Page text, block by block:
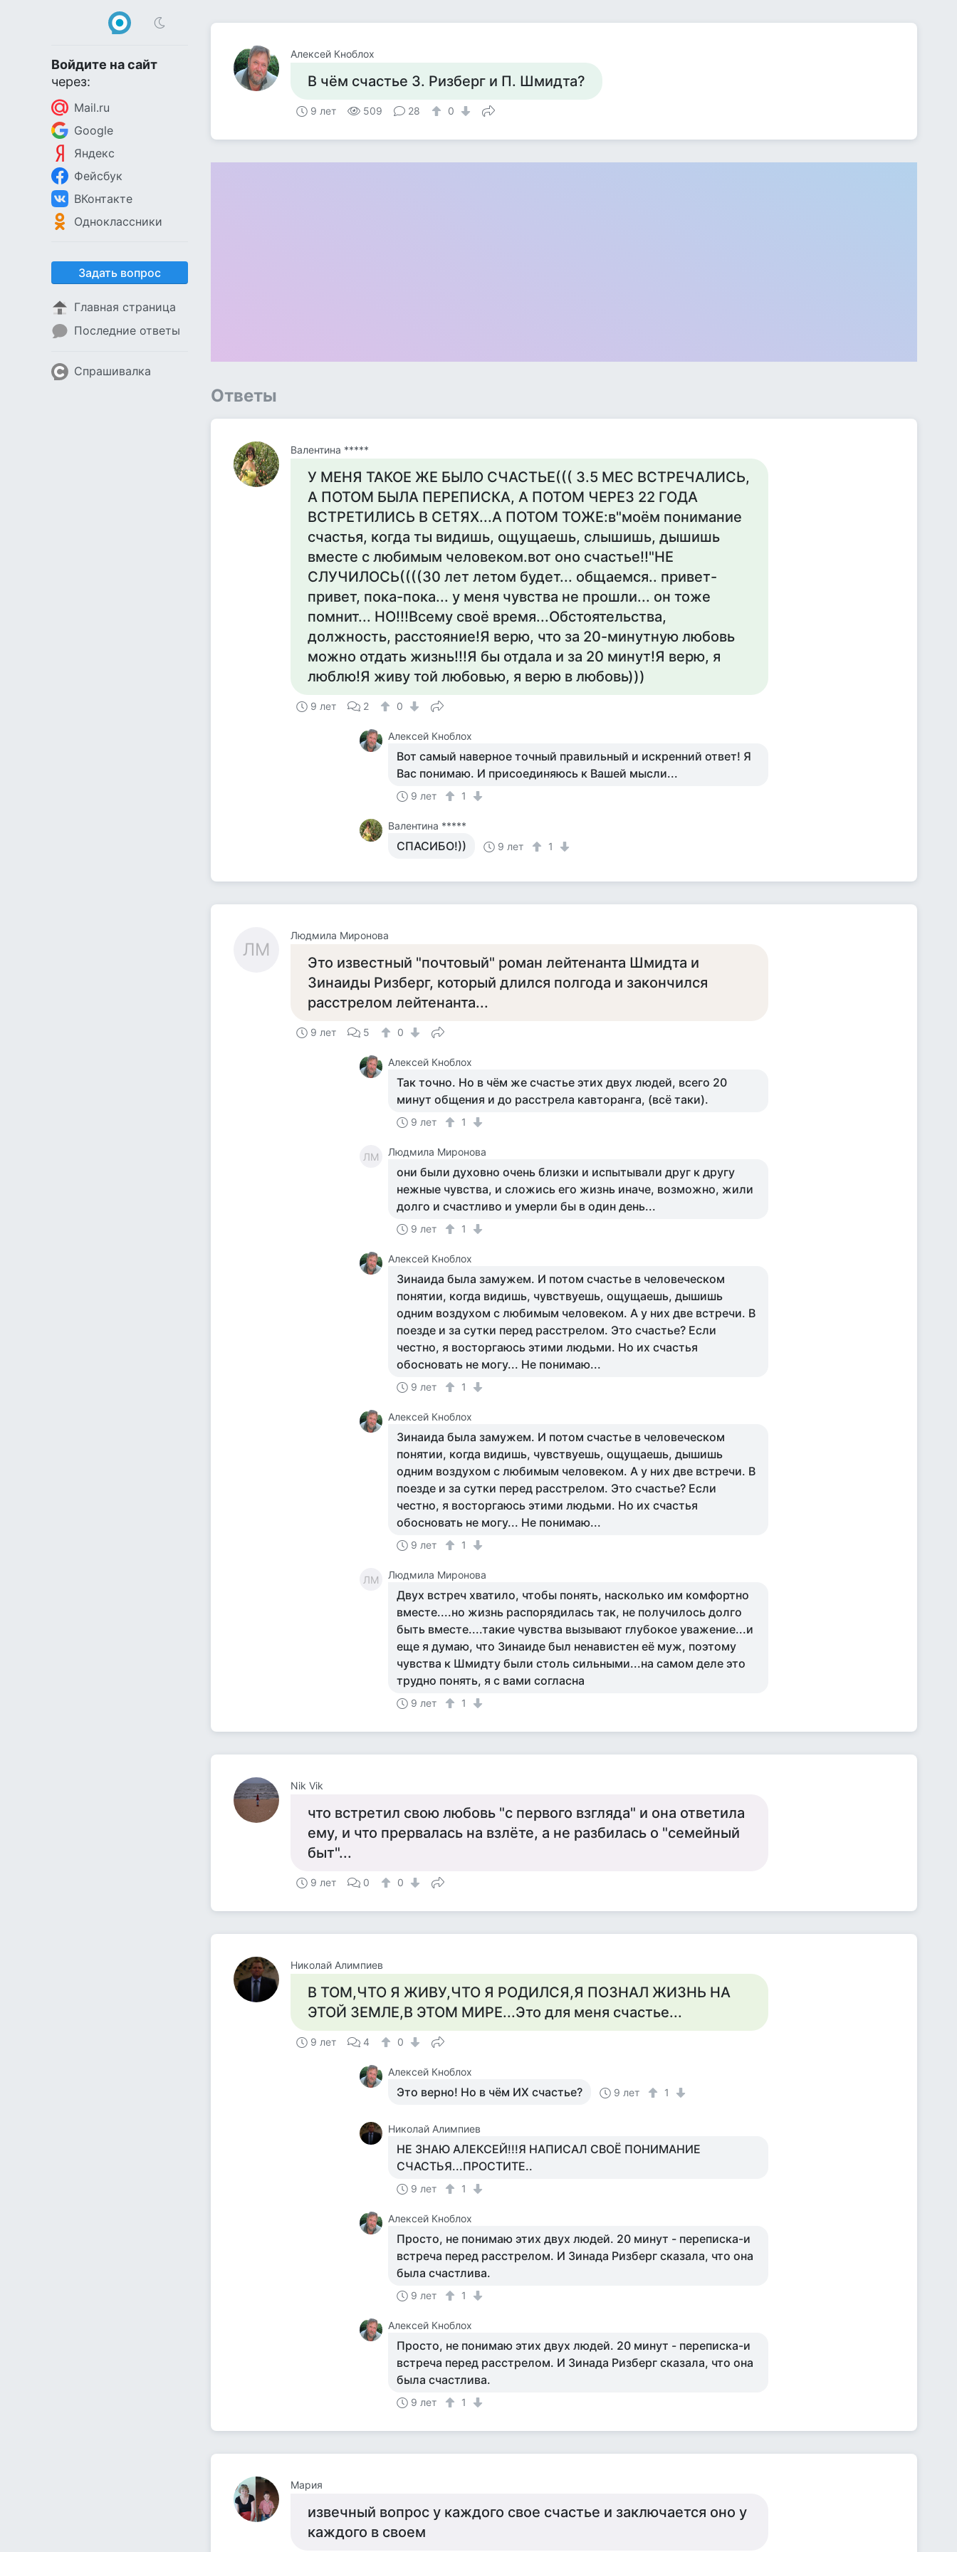
Войдите на сайт
через:
Mail.ru
Google
Яндекс
Фейсбук
ВКонтакте
Одноклассники
Задать вопрос
Главная страница
Последние ответы
Спрашивалка
Алексей Кноблох
В чём счастье З. Ризберг и П. Шмидта?
9 лет 509 28 0
Ответы
Валентина *****
У МЕНЯ ТАКОЕ ЖЕ БЫЛО СЧАСТЬЕ((( 3.5 МЕС ВСТРЕЧАЛИСЬ,
А ПОТОМ БЫЛА ПЕРЕПИСКА, А ПОТОМ ЧЕРЕЗ 22 ГОДА
ВСТРЕТИЛИСЬ В СЕТЯХ...А ПОТОМ ТОЖЕ:в"моём понимание
счастья, когда ты видишь, ощущаешь, слышишь, дышишь
вместе с любимым человеком.вот оно счастье!!"НЕ
СЛУЧИЛОСЬ((((30 лет летом будет... общаемся.. привет-
привет, пока-пока... у меня чувства не прошли... он тоже
помнит... НО!!!Всему своё время...Обстоятельства,
должность, расстояние!Я верю, что за 20-минутную любовь
можно отдать жизнь!!!Я бы отдала и за 20 минут!Я верю, я
люблю!Я живу той любовью, я верю в любовь)))
9 лет 2 0
Алексей Кноблох
Вот самый наверное точный правильный и искренний ответ! Я
Вас понимаю. И присоединяюсь к Вашей мысли...
9 лет 1
Валентина *****
СПАСИБО!)) 9 лет 1
ЛМ
Людмила Миронова
Это известный "почтовый" роман лейтенанта Шмидта и
Зинаиды Ризберг, который длился полгода и закончился
расстрелом лейтенанта...
9 лет 5 0
Алексей Кноблох
Так точно. Но в чём же счастье этих двух людей, всего 20
минут общения и до расстрела кавторанга, (всё таки).
9 лет 1
ЛМ Людмила Миронова
они были духовно очень близки и испытывали друг к другу
нежные чувства, и сложись его жизнь иначе, возможно, жили
долго и счастливо и умерли бы в один день...
9 лет 1
Алексей Кноблох
Зинаида была замужем. И потом счастье в человеческом
понятии, когда видишь, чувствуешь, ощущаешь, дышишь
одним воздухом с любимым человеком. А у них две встречи. В
поезде и за сутки перед расстрелом. Это счастье? Если
честно, я восторгаюсь этими людьми. Но их счастья
обосновать не могу... Не понимаю...
9 лет 1
Алексей Кноблох
Зинаида была замужем. И потом счастье в человеческом
понятии, когда видишь, чувствуешь, ощущаешь, дышишь
одним воздухом с любимым человеком. А у них две встречи. В
поезде и за сутки перед расстрелом. Это счастье? Если
честно, я восторгаюсь этими людьми. Но их счастья
обосновать не могу... Не понимаю...
9 лет 1
ЛМ Людмила Миронова
Двух встреч хватило, чтобы понять, насколько им комфортно
вместе....но жизнь распорядилась так, не получилось долго
быть вместе....такие чувства вызывают глубокое уважение...и
еще я думаю, что Зинаиде был ненавистен её муж, поэтому
чувства к Шмидту были столь сильными...на самом деле это
трудно понять, я с вами согласна
9 лет 1
Nik Vik
что встретил свою любовь "с первого взгляда" и она ответила
ему, и что прервалась на взлёте, а не разбилась о "семейный
быт"...
9 лет 0 0
Николай Алимпиев
В ТОМ,ЧТО Я ЖИВУ,ЧТО Я РОДИЛСЯ,Я ПОЗНАЛ ЖИЗНЬ НА
ЭТОЙ ЗЕМЛЕ,В ЭТОМ МИРЕ...Это для меня счастье...
9 лет 4 0
Алексей Кноблох
Это верно! Но в чём ИХ счастье? 9 лет 1
Николай Алимпиев
НЕ ЗНАЮ АЛЕКСЕЙ!!!Я НАПИСАЛ СВОЁ ПОНИМАНИЕ
СЧАСТЬЯ...ПРОСТИТЕ..
9 лет 1
Алексей Кноблох
Просто, не понимаю этих двух людей. 20 минут - переписка-и
встреча перед расстрелом. И Зинада Ризберг сказала, что она
была счастлива.
9 лет 1
Алексей Кноблох
Просто, не понимаю этих двух людей. 20 минут - переписка-и
встреча перед расстрелом. И Зинада Ризберг сказала, что она
была счастлива.
9 лет 1
Мария
извечный вопрос у каждого свое счастье и заключается оно у
каждого в своем